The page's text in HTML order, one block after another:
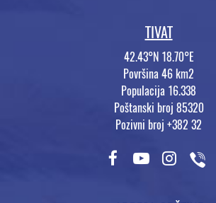
TIVAT
42.43°N 18.70°E
Površina 46 km2
Populacija 16.338
Poštanski broj 85320
Pozivni broj +382 32